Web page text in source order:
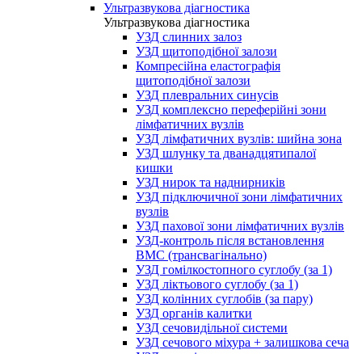
Ультразвукова діагностика
Ультразвукова діагностика
УЗД слинних залоз
УЗД щитоподібної залози
Компресійна еластографія
щитоподібної залози
УЗД плевральних синусів
УЗД комплексно переферійні зони
лімфатичних вузлів
УЗД лімфатичних вузлів: шийна зона
УЗД шлунку та дванадцятипалої
кишки
УЗД нирок та наднирників
УЗД підключичної зони лімфатичних
вузлів
УЗД пахової зони лімфатичних вузлів
УЗД-контроль після встановлення
ВМС (трансвагінально)
УЗД гомілкостопного суглобу (за 1)
УЗД ліктьового суглобу (за 1)
УЗД колінних суглобів (за пару)
УЗД органів калитки
УЗД сечовидільної системи
УЗД сечового міхура + залишкова сеча